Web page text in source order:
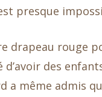
presque
drapeau rouge
d’avoir des
a même admis